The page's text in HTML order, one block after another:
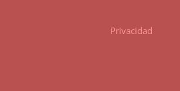
Privacidad